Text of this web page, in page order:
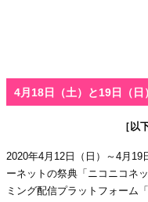
4月18日（土）と19日（日
［以
2020年4月12日（日）～4月
ーネットの祭典「ニコニコネ
ミング配信プラットフォーム